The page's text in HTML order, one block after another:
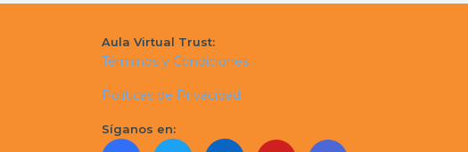
Aula Virtual Trust:
Términos y Condiciones
Políticas de Privacidad
Síganos en: